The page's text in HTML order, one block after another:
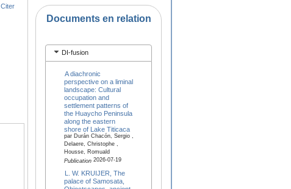
Citer
Documents en relation
DI-fusion
A diachronic
perspective on a liminal
landscape: Cultural
occupation and
settlement patterns of
the Huaycho Peninsula
along the eastern
shore of Lake Titicaca
par Durán Chacón, Sergio ,
Delaere, Christophe ,
Housse, Romuald
Publication2026-07-19
L. W. KRUIJER, The
palace of Samosata,